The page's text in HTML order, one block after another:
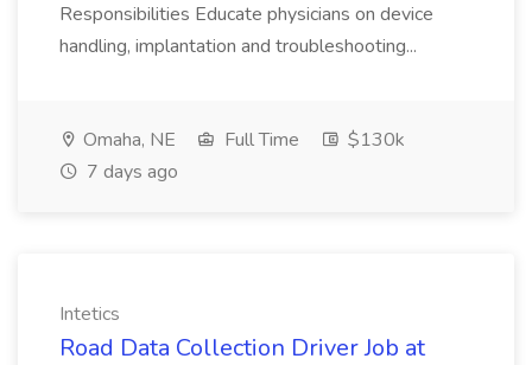
Responsibilities Educate physicians on device
handling, implantation and troubleshooting...
Omaha, NE Full Time
$130k
7 days ago
Intetics
Road Data Collection Driver Job at